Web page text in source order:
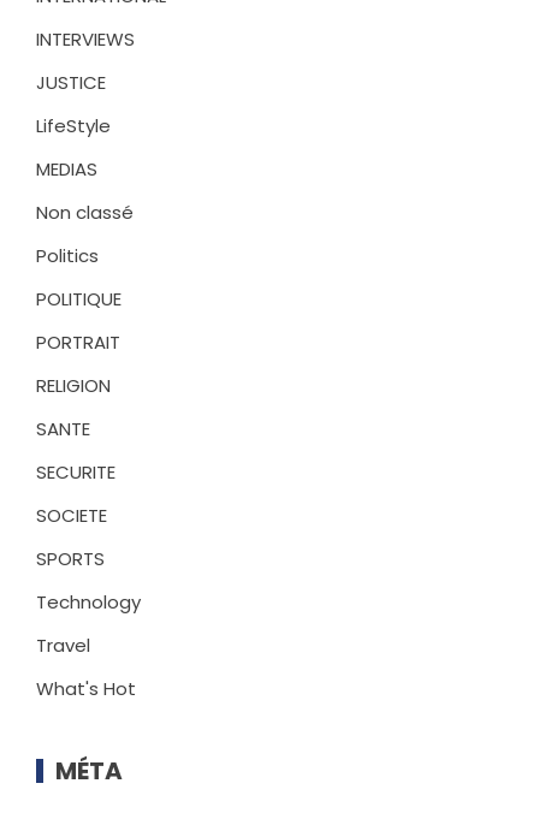
INTERVIEWS
JUSTICE
LifeStyle
MEDIAS
Non classé
Politics
POLITIQUE
PORTRAIT
RELIGION
SANTE
SECURITE
SOCIETE
SPORTS
Technology
Travel
What's Hot
MÉTA